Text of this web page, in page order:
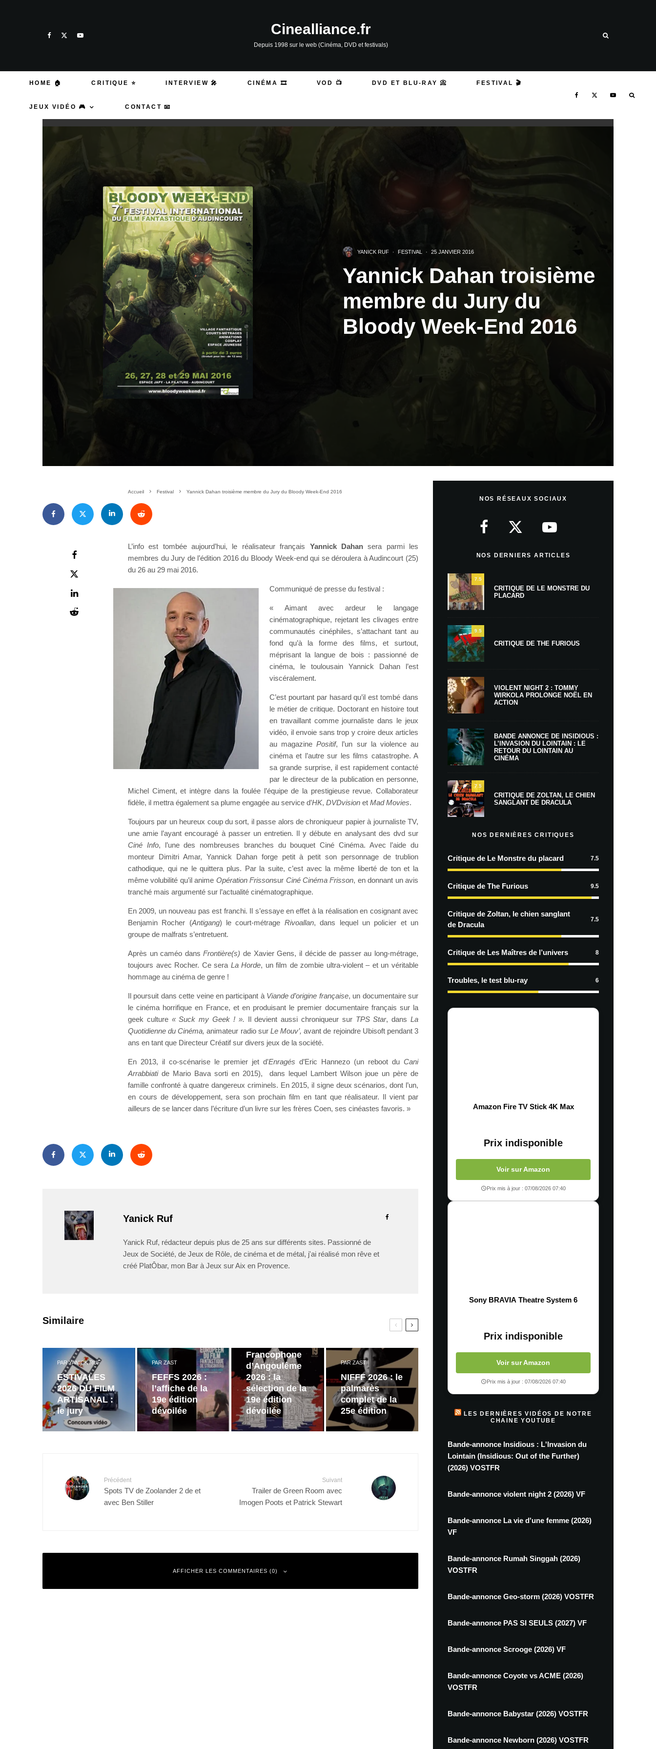
Cinealliance.fr
Depuis 1998 sur le web (Cinéma, DVD et festivals)
HOME 🏠 CRITIQUE ⭐ INTERVIEW 🎤 CINÉMA 🎞️ VOD 📺 DVD ET BLU-RAY 📀 FESTIVAL 🎬
JEUX VIDÉO 🎮 CONTACT 📧
YANICK RUF · FESTIVAL · 25 JANVIER 2016
Yannick Dahan troisième
membre du Jury du
Bloody Week-End 2016
Accueil Festival Yannick Dahan troisième membre du Jury du Bloody Week-End 2016
L’info est tombée aujourd’hui, le réalisateur français Yannick Dahansera parmi les
membres du Jury de l’édition 2016 du Bloody Week-end qui se déroulera à Audincourt (25)
du 26 au 29 mai 2016.
Communiqué de presse du festival :
« Aimant avec ardeur le langage
cinématographique, rejetant les clivages entre
communautés cinéphiles, s’attachant tant au
fond qu’à la forme des films, et surtout,
méprisant la langue de bois : passionné de
cinéma, le toulousain Yannick Dahan l’est
viscéralement.
C’est pourtant par hasard qu’il est tombé dans
le métier de critique. Doctorant en histoire tout
en travaillant comme journaliste dans le jeux
vidéo, il envoie sans trop y croire deux articles
au magazinePositif, l’un sur la violence au
cinéma et l’autre sur les films catastrophe. A
sa grande surprise, il est rapidement contacté
par le directeur de la publication en personne,
Michel Ciment, et intègre dans la foulée l’équipe de la prestigieuse revue. Collaborateur
fidèle, il mettra également sa plume engagée au service d’HK, DVDvision et Mad Movies.
Toujours par un heureux coup du sort, il passe alors de chroniqueur papier à journaliste TV,
une amie l’ayant encouragé à passer un entretien. Il y débute en analysant des dvd sur
Ciné Info, l’une des nombreuses branches du bouquet Ciné Cinéma. Avec l’aide du
monteur Dimitri Amar, Yannick Dahan forge petit à petit son personnage de trublion
cathodique, qui ne le quittera plus. Par la suite, c’est avec la même liberté de ton et la
même volubilité qu’il anime Opération Frissonsur Ciné Cinéma Frisson, en donnant un avis
tranché mais argumenté sur l’actualité cinématographique.
En 2009, un nouveau pas est franchi. Il s’essaye en effet à la réalisation en cosignant avec
Benjamin Rocher (Antigang) le court-métrage Rivoallan, dans lequel un policier et un
groupe de malfrats s’entretuent.
Après un caméo dansFrontière(s) de Xavier Gens, il décide de passer au long-métrage,
toujours avec Rocher. Ce sera La Horde, un film de zombie ultra-violent – et un véritable
hommage au cinéma de genre !
Il poursuit dans cette veine en participant à Viande d’origine française, un documentaire sur
le cinéma horrifique en France, et en produisant le premier documentaire français sur la
geek culture « Suck my Geek ! ». Il devient aussi chroniqueur sur TPS Star, dans La
Quotidienne du Cinéma,animateur radio surLe Mouv’,avant de rejoindre Ubisoft pendant 3
ans en tant que Directeur Créatif sur divers jeux de la société.
En 2013, il co-scénarise le premier jet d’Enragés d’Eric Hannezo (un reboot du Cani
Arrabbiatide Mario Bava sorti en 2015), dans lequel Lambert Wilson joue un père de
famille confronté à quatre dangereux criminels. En 2015, il signe deux scénarios, dont l’un,
en cours de développement, sera son prochain film en tant que réalisateur. Il vient par
ailleurs de se lancer dans l’écriture d’un livre sur les frères Coen, ses cinéastes favoris. »
Yanick Ruf
Yanick Ruf, rédacteur depuis plus de 25 ans sur différents sites. Passionné de
Jeux de Société, de Jeux de Rôle, de cinéma et de métal, j'ai réalisé mon rêve et
créé PlatÔbar, mon Bar à Jeux sur Aix en Provence.
Similaire
PARYANICK RUF
ESTIVALES
2026 DU FILM
ARTISANAL :
le jury
PAR ZAST
FEFFS 2026 :
l’affiche de la
19e édition
dévoilée
Francophone
d’Angoulême
2026 : la
sélection de la
19e édition
dévoilée
PARZAST
NIFFF 2026 : le
palmarès
complet de la
25e édition
Précédent
Spots TV de Zoolander 2 de et
avec Ben Stiller
Suivant
Trailer de Green Room avec
Imogen Poots et Patrick Stewart
AFFICHER LES COMMENTAIRES (0)
NOS RÉSEAUX SOCIAUX
NOS DERNIERS ARTICLES
7.5
CRITIQUE DE LE MONSTRE DU
PLACARD
9.5
CRITIQUE DE THE FURIOUS
VIOLENT NIGHT 2 : TOMMY
WIRKOLA PROLONGE NOËL EN
ACTION
BANDE ANNONCE DE INSIDIOUS :
L’INVASION DU LOINTAIN : LE
RETOUR DU LOINTAIN AU
CINÉMA
7.5
CRITIQUE DE ZOLTAN, LE CHIEN
SANGLANT DE DRACULA
NOS DERNIÈRES CRITIQUES
Critique de Le Monstre du placard 7.5
Critique de The Furious 9.5
Critique de Zoltan, le chien sanglant
de Dracula
7.5
Critique de Les Maîtres de l’univers 8
Troubles, le test blu-ray 6
Amazon Fire TV Stick 4K Max
Prix indisponible
Voir sur Amazon
Prix mis à jour : 07/08/2026 07:40
Sony BRAVIA Theatre System 6
Prix indisponible
Voir sur Amazon
Prix mis à jour : 07/08/2026 07:40
LES DERNIÈRES VIDÉOS DE NOTRE
CHAINE YOUTUBE
Bande-annonce Insidious : L'Invasion du
Lointain (Insidious: Out of the Further)
(2026) VOSTFR
Bande-annonce violent night 2 (2026) VF
Bande-annonce La vie d'une femme (2026)
VF
Bande-annonce Rumah Singgah (2026)
VOSTFR
Bande-annonce Geo-storm (2026) VOSTFR
Bande-annonce PAS SI SEULS (2027) VF
Bande-annonce Scrooge (2026) VF
Bande-annonce Coyote vs ACME (2026)
VOSTFR
Bande-annonce Babystar (2026) VOSTFR
Bande-annonce Newborn (2026) VOSTFR